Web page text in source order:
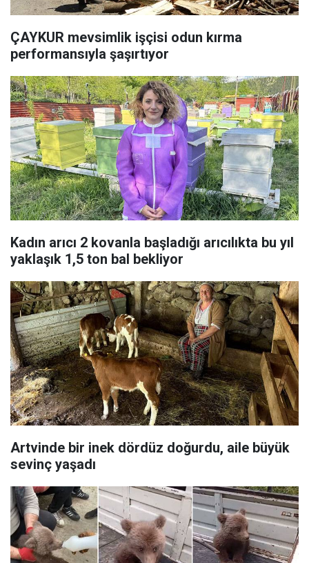
ÇAYKUR mevsimlik işçisi odun kırma
performansıyla şaşırtıyor
Kadın arıcı 2 kovanla başladığı arıcılıkta bu yıl
yaklaşık 1,5 ton bal bekliyor
Artvinde bir inek dördüz doğurdu, aile büyük
sevinç yaşadı